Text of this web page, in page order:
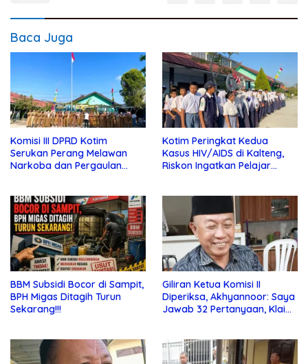
Baca Juga
Komisi III DPRD Kotim
Serukan Perang Melawan
Narkoba dan Pergaulan
Kotim Peringkat Kedua
Kasus HIV/AIDS di Kalteng,
Riskon Ingatkan Pelajar
BBM Subsidi Bocor di Sampit,
BPH Migas Ditagih Turun
Sekarang!!!
Giliran Ketua Komisi II
Diperiksa, Akhyannoor: Saya
Jawab 32 Pertanyaan, Klaim